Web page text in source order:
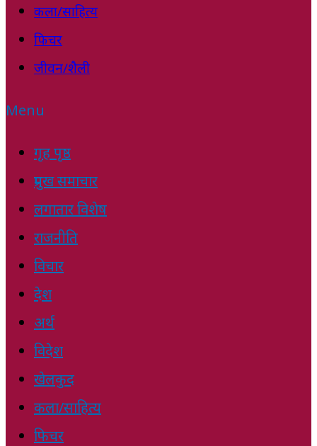
कला/साहित्य
फिचर
जीवन/शैली
Menu
गृह पृष्ठ
प्रमुख समाचार
लगातार विशेष
राजनीति
विचार
देश
अर्थ
विदेश
खेलकुद
कला/साहित्य
फिचर